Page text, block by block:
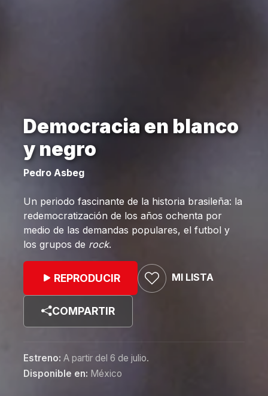
Democracia en blanco
y negro
Pedro Asbeg
Un periodo fascinante de la historia brasileña: la
redemocratización de los años ochenta por
medio de las demandas populares, el futbol y
los grupos de rock.
REPRODUCIR MI LISTA
COMPARTIR
Estreno: A partir del 6 de julio.
Disponible en: México